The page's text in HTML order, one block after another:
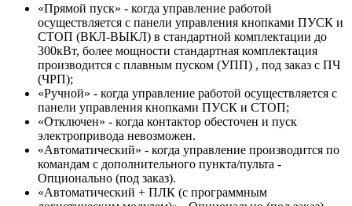
«Прямой пуск» - когда управление работой
осуществляется с панели управления кнопками ПУСК и
СТОП (ВКЛ-ВЫКЛ) в стандартной комплектации до
300кВт, более мощности стандартная комплектация
производится с плавным пуском (УПП) , под заказ с ПЧ
(ЧРП);
«Ручной» - когда управление работой осуществляется с
панели управления кнопками ПУСК и СТОП;
«Отключен» - когда контактор обесточен и пуск
электропривода невозможен.
«Автоматический» - когда управление производится по
командам с дополнительного пункта/пульта -
Опционально (под заказ).
«Автоматический + ПЛК (с программным